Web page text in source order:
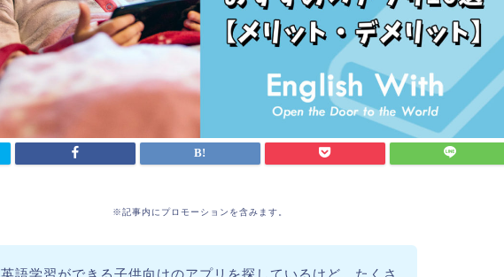
※記事内にプロモーションを含みます。
英語学習ができる子供向けのアプリを探しているけど、たくさ